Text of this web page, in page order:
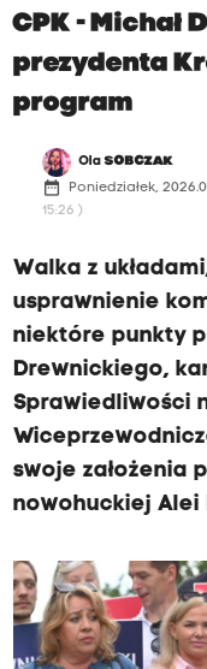
CPK - Michał
prezydenta
program
OlaSOBCZAK
date_range Poniedziałek,
15:26 )
Walka z
usprawnienie
niektóre punkty
Drewnickiego,
Sprawiedliwości
swoje założenia
nowohuckiej Alei